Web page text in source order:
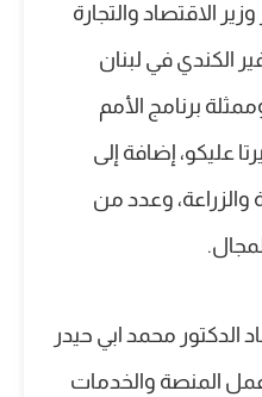
الاقتصاد والتجارة
الكندي في لبنان
برنامج الأمم
عليكو، إضافة إلى
والزراعة، وعدد من
الدكتور محمد ابي حيدر
المنصة والخدمات